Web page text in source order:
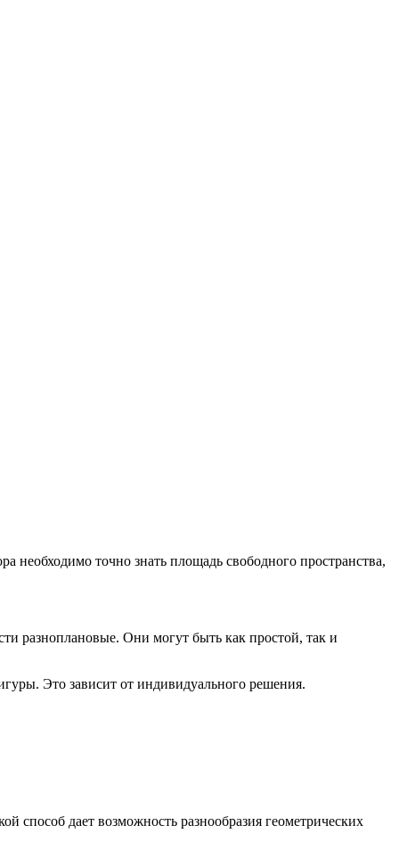
точно знать площадь свободного пространства,
разноплановые. Они могут быть как простой, так и
Это зависит от индивидуального решения.
способ дает возможность разнообразия геометрических